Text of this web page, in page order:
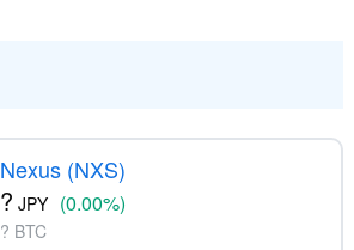
Nexus (NXS)
? JPY (0.00%)
? BTC